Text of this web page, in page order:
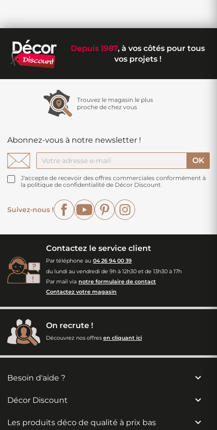
Depuis 1987, à vos côtés pour tous
vos projets !
Trouvez le magasin le plus
proche de chez vous
Abonnez-vous à notre newsletter !
J'accepte de recevoir des offres commerciales conformément à
la politique de confidentialité de Décor Discount
Suivez-nous !
FacebookYouTubePinterest
Contactez le service client
Par téléphone au 04 26 94 00 39
du lundi au vendredi de 9h à 12h30 et de 13h30 à 17h
Par mail via notre formulaire de contact
Contactez votre magasin
On recrute !
Découvrez nos offres en cliquant ici
Besoin d'aide ? 
Décor Discount 
Les produits déco de qualité à prix bas 